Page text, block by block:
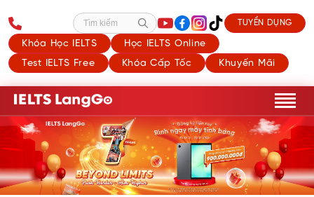
Khóa Học IELTS
Học IELTS Online
Test IELTS Free
Khóa Cấp Tốc Khuyến Mãi
Tìm kiếm TUYỂN DỤNG